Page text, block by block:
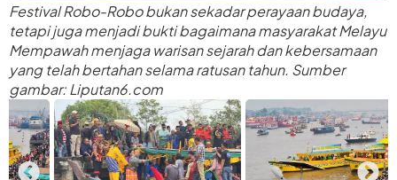
Festival Robo-Robo bukan sekadar perayaan budaya,
tetapi juga menjadi bukti bagaimana masyarakat Melayu
Mempawah menjaga warisan sejarah dan kebersamaan
yang telah bertahan selama ratusan tahun. Sumber
gambar: Liputan6.com